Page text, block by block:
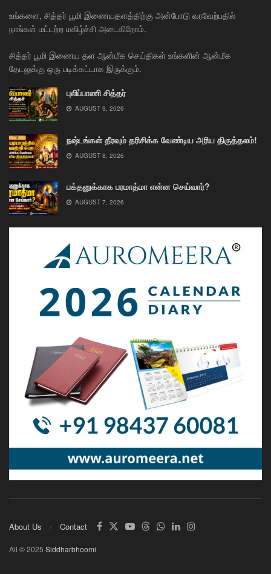
உங்களை, சித்தர் பூமி இணையதளத்திற்கு அன்போடு வரவேற்பதில்
நாங்கள் மட்டற்ற மகிழ்ச்சி அடைகிறோம்.
சித்தர் பூமி இணைய தள ஆன்மீக செய்திகள் உங்களின் ஆன்மீக
தேடலுக்கு ஒரு படிக்கட்டாக இருக்கும்.
புலிப்பாணி சித்தர்
AUGUST 9, 2026
நஷ்டங்கள் தீரவும் தரிசிக்க வேண்டிய அரிய திருத்தலம்!
AUGUST 8, 2026
பக்தனுக்காக பரமாத்மா என்ன செய்வார்?
AUGUST 7, 2026
About Us Contact
All © 2025 Siddharbhoomi